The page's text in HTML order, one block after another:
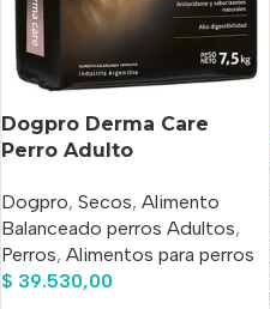
Dogpro Derma Care
Perro Adulto
7.5 Kg
Dogpro, Secos, Alimento
Balanceado perros Adultos,
Perros, Alimentos para perros
$ 39.530,00